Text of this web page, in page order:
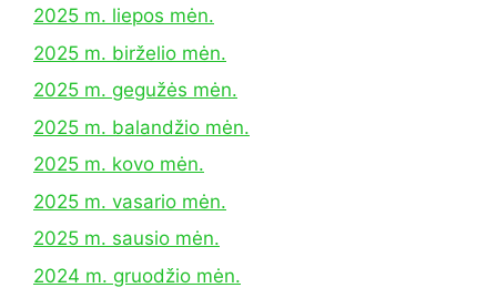
2025 m. liepos mėn.
2025 m. birželio mėn.
2025 m. gegužės mėn.
2025 m. balandžio mėn.
2025 m. kovo mėn.
2025 m. vasario mėn.
2025 m. sausio mėn.
2024 m. gruodžio mėn.